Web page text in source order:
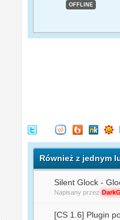
OFFLINE
Również z jednym
Silent Glock -
Napisany przez
[CS 1.6] Plugin